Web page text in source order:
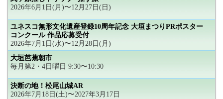
2026年6月1日(月)〜12月27日(日)
ユネスコ無形文化遺産登録10周年記念 大垣まつりPRポスター
コンクール 作品応募受付
2026年7月1日(水)〜12月28日(月)
大垣芭蕉朝市
毎月第2・4日曜日 9:30〜10:30
決断の地！松尾山城AR
2026年7月18日(土)〜2027年3月17日